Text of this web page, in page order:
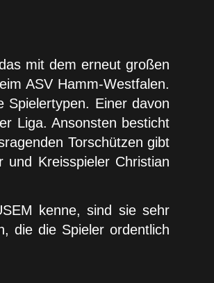
mit dem erneut großen
ASV Hamm-Westfalen.
Spielertypen. Einer davon
Liga. Ansonsten besticht
Torschützen gibt
Kreisspieler Christian
kenne, sind sie sehr
die die Spieler ordentlich